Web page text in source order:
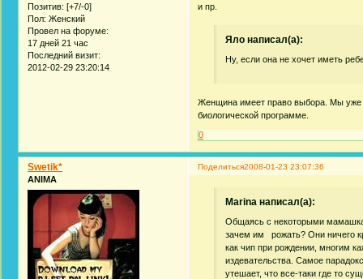
Позитив: [+7/-0]
Пол: Женский
Провел на форуме:
17 дней 21 час
Последний визит:
2012-02-29 23:20:14
и пр.
Яло написал(а):
Ну, если она не хочет иметь
Женщина имеет право выбора. Мы уже
биологической программе.
0
Поделиться2008-01-23 23:07:36
Swetik*
ANIMA
Marina написал(а):
Общаясь с некоторыми
зачем им рожать? Они ничего
как чип при рождении, многим
издевательства. Самое
утешает, что все-таки где то